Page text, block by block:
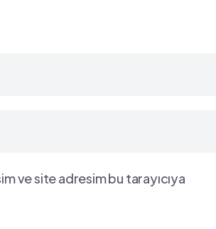
ve site adresim bu tarayıcıya